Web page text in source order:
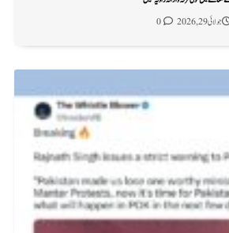
جولائی 29, 2026 0